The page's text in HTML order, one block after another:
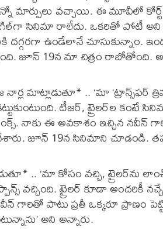
మార్పులు వచ్చాయి. ఈ మూవీలో
సినిమా రాలేదు. ఒకరితో పోటీ అని
దగ్గరగా ఉండేలానే చూసుకున్నాం.
జూన్ 19న మా చిత్రం రాబోతోంది.
మాట్లాడుతూ* .. ‘మా ‘ట్రాన్స్‌ఫర్
టీజర్, ట్రైలర్‌ల
నాకు ఈ అవకాశం ఇచ్చిన నవీన్
జూన్ 19న సినిమాని చూడండి.
.. ‘మా కోసం వచ్చి, ట్రైలర్‌ను
వచ్చింది. ట్రైలర్ కూడా అందరికీ
గారితో పాటు ప్రతీ ఒక్కరూ ప్రాణం
అని అన్నారు.